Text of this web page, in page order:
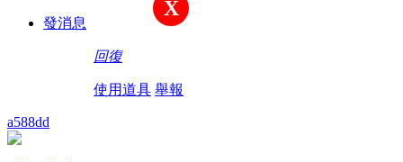
發消息
回復
使用道具 舉報
a588dd
X